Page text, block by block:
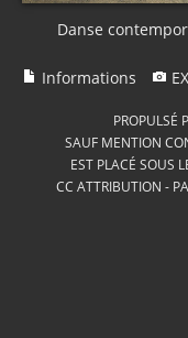
Danse
Informations
PROPULSÉ
SAUF MENTION
EST PLACÉ SOUS
CC ATTRIBUTION -